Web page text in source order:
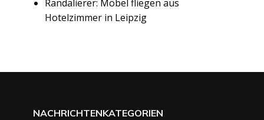
Randalierer: Möbel fliegen aus
Hotelzimmer in Leipzig
NACHRICHTENKATEGORIEN